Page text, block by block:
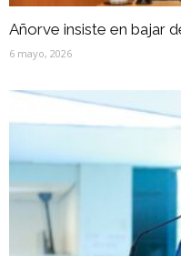
Añorve insiste en bajar
6 mayo, 2026